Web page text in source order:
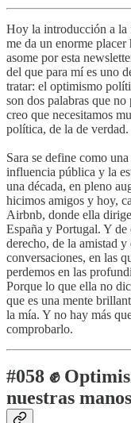
Hoy la introducción a la
me da un enorme placer
asome por esta
del que para mí es uno
tratar: el optimismo
son dos palabras que
creo que necesitamos
política, de la de verdad.
Sara se define como
influencia pública y la
una década, en pleno
hicimos amigos y hoy,
Airbnb, donde ella
España y Portugal. Y
derecho, de la amistad
conversaciones, en las
perdemos en las
Porque lo que ella no
que es una mente
la mía. Y no hay más
comprobarlo.
#058 ✊
nuestras manos